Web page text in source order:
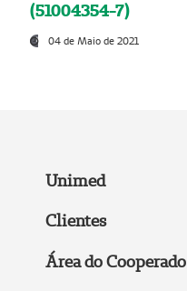
(51004354-7)
04 de Maio de 2021
Unimed
Clientes
Área do Cooperado